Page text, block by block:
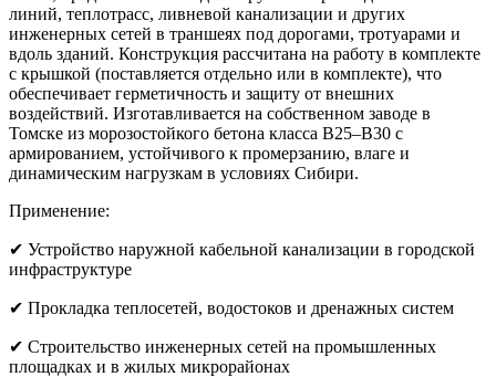
линий, теплотрасс, ливневой канализации и других
инженерных сетей в траншеях под дорогами, тротуарами и
вдоль зданий. Конструкция рассчитана на работу в комплекте
с крышкой (поставляется отдельно или в комплекте), что
обеспечивает герметичность и защиту от внешних
воздействий. Изготавливается на собственном заводе в
Томске из морозостойкого бетона класса B25–B30 с
армированием, устойчивого к промерзанию, влаге и
динамическим нагрузкам в условиях Сибири.
Применение:
✔ Устройство наружной кабельной канализации в городской
инфраструктуре
✔ Прокладка теплосетей, водостоков и дренажных систем
✔ Строительство инженерных сетей на промышленных
площадках и в жилых микрорайонах